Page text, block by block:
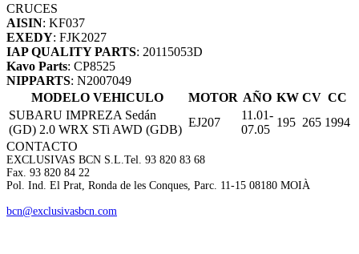
CRUCES
AISIN: KF037
EXEDY: FJK2027
IAP QUALITY PARTS: 20115053D
Kavo Parts: CP8525
NIPPARTS: N2007049
MODELO VEHICULO
MOTOR AÑO KW CV CC
SUBARU IMPREZA Sedán
(GD) 2.0 WRX STi AWD (GDB)
EJ207
11.01-
07.05
195 265 1994
CONTACTO
EXCLUSIVAS BCN S.L. Tel. 93 820 83 68
Fax. 93 820 84 22
Pol. Ind. El Prat, Ronda de les Conques, Parc. 11-15 08180 MOIÀ
bcn@exclusivasbcn.com